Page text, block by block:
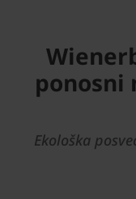
ponosni
Ekološka